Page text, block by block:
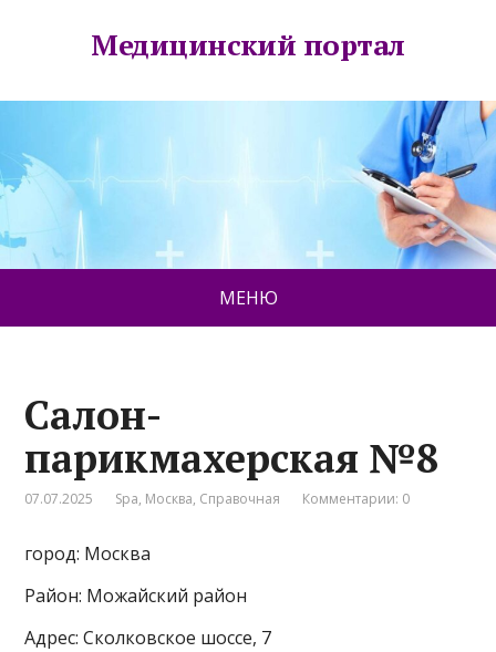
Медицинский портал
МЕНЮ
Салон-
парикмахерская №8
07.07.2025 Spa, Москва, Справочная Комментарии: 0
город: Москва
Район: Можайский район
Адрес: Сколковское шоссе, 7